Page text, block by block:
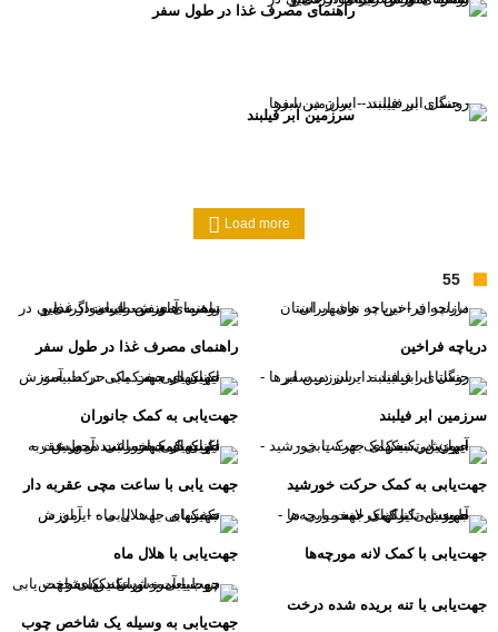
راهنمای مصرف غذا در طول سفر
سرزمین ابر فیلبند
Load more
55
دریاچه فراخین راهنمای مصرف غذا در طول سفر
سرزمین ابر فیلبند جهت‌یابی به کمک جانوران
جهت‌یابی به کمک حرکت خورشید جهت یابی با ساعت مچی عقربه دار
جهت‌یابی با کمک لانه مورچه‌ها جهت‌یابی با هلال ماه
جهت‌یابی با تنه بریده شده درخت
جهت‌یابی به وسیله یک شاخص چوب